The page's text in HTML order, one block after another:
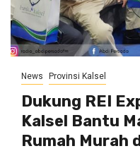
News Provinsi Kalsel
Dukung REI
Kalsel Bantu
Rumah Murah